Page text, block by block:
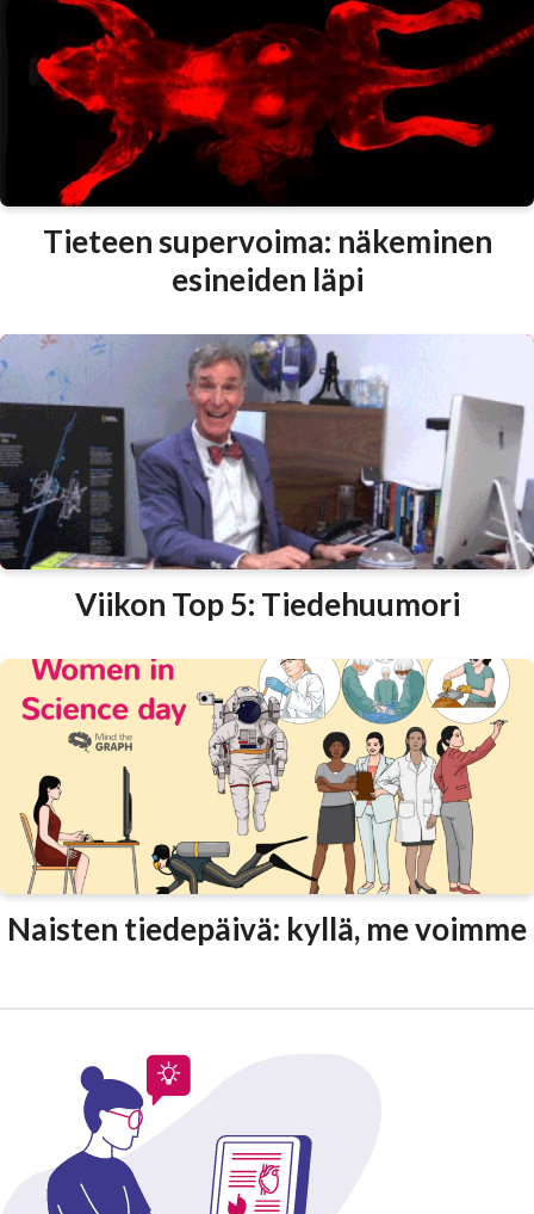
Tieteen supervoima: näkeminen
esineiden läpi
Viikon Top 5: Tiedehuumori
Naisten tiedepäivä: kyllä, me voimme